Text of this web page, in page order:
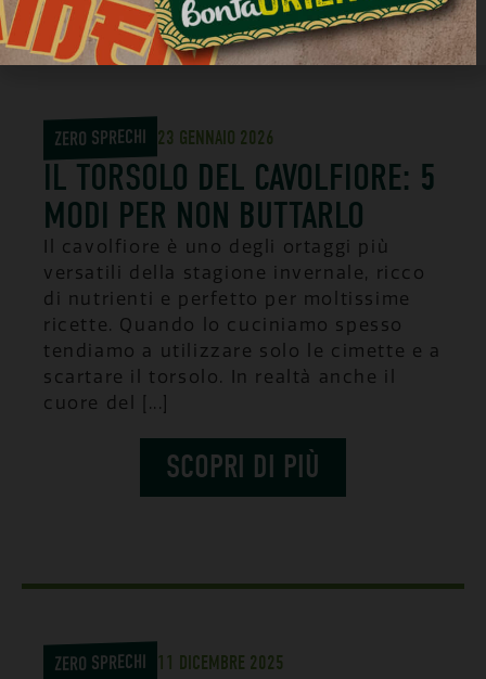
ZERO SPRECHI 23 GENNAIO 2026
IL TORSOLO DEL CAVOLFIORE: 5
MODI PER NON BUTTARLO
Il cavolfiore è uno degli ortaggi più
versatili della stagione invernale, ricco
di nutrienti e perfetto per moltissime
ricette. Quando lo cuciniamo spesso
tendiamo a utilizzare solo le cimette e a
scartare il torsolo. In realtà anche il
cuore del [...]
SCOPRI DI PIÙ
ZERO SPRECHI 11 DICEMBRE 2025